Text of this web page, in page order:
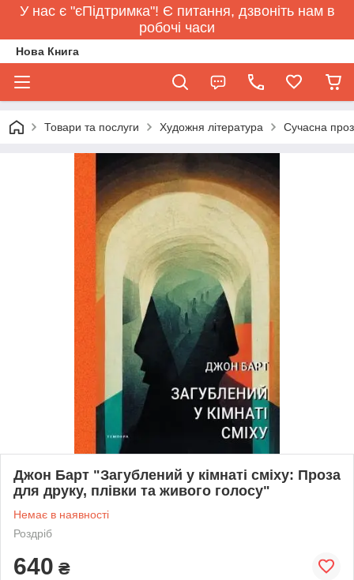
У нас є "єПідтримка"! Є питання, дзвоніть нам в
робочі часи
Нова Книга
Товари та послуги Художня література Сучасна
Джон Барт "Загублений у кімнаті сміху: Проза
для друку, плівки та живого голосу"
Немає в наявності
Роздріб
640 ₴